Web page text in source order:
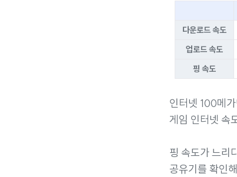
다운로드 속도
업로드 속도
핑 속도
인터넷 100메
게임 인터넷 속
핑 속도가 느리
공유기를 확인